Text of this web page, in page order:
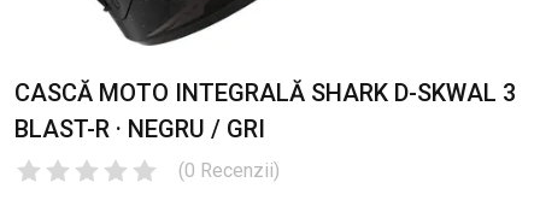
CASCĂ MOTO INTEGRALĂ SHARK D-SKWAL 3
BLAST-R · NEGRU / GRI
(0 Recenzii)